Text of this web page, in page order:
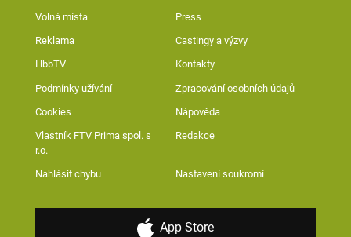
Volná místa Press
Reklama Castingy a výzvy
HbbTV Kontakty
Podmínky užívání Zpracování osobních údajů
Cookies Nápověda
Vlastník FTV Prima spol. s
r.o.
Redakce
Nahlásit chybu Nastavení soukromí
App Store